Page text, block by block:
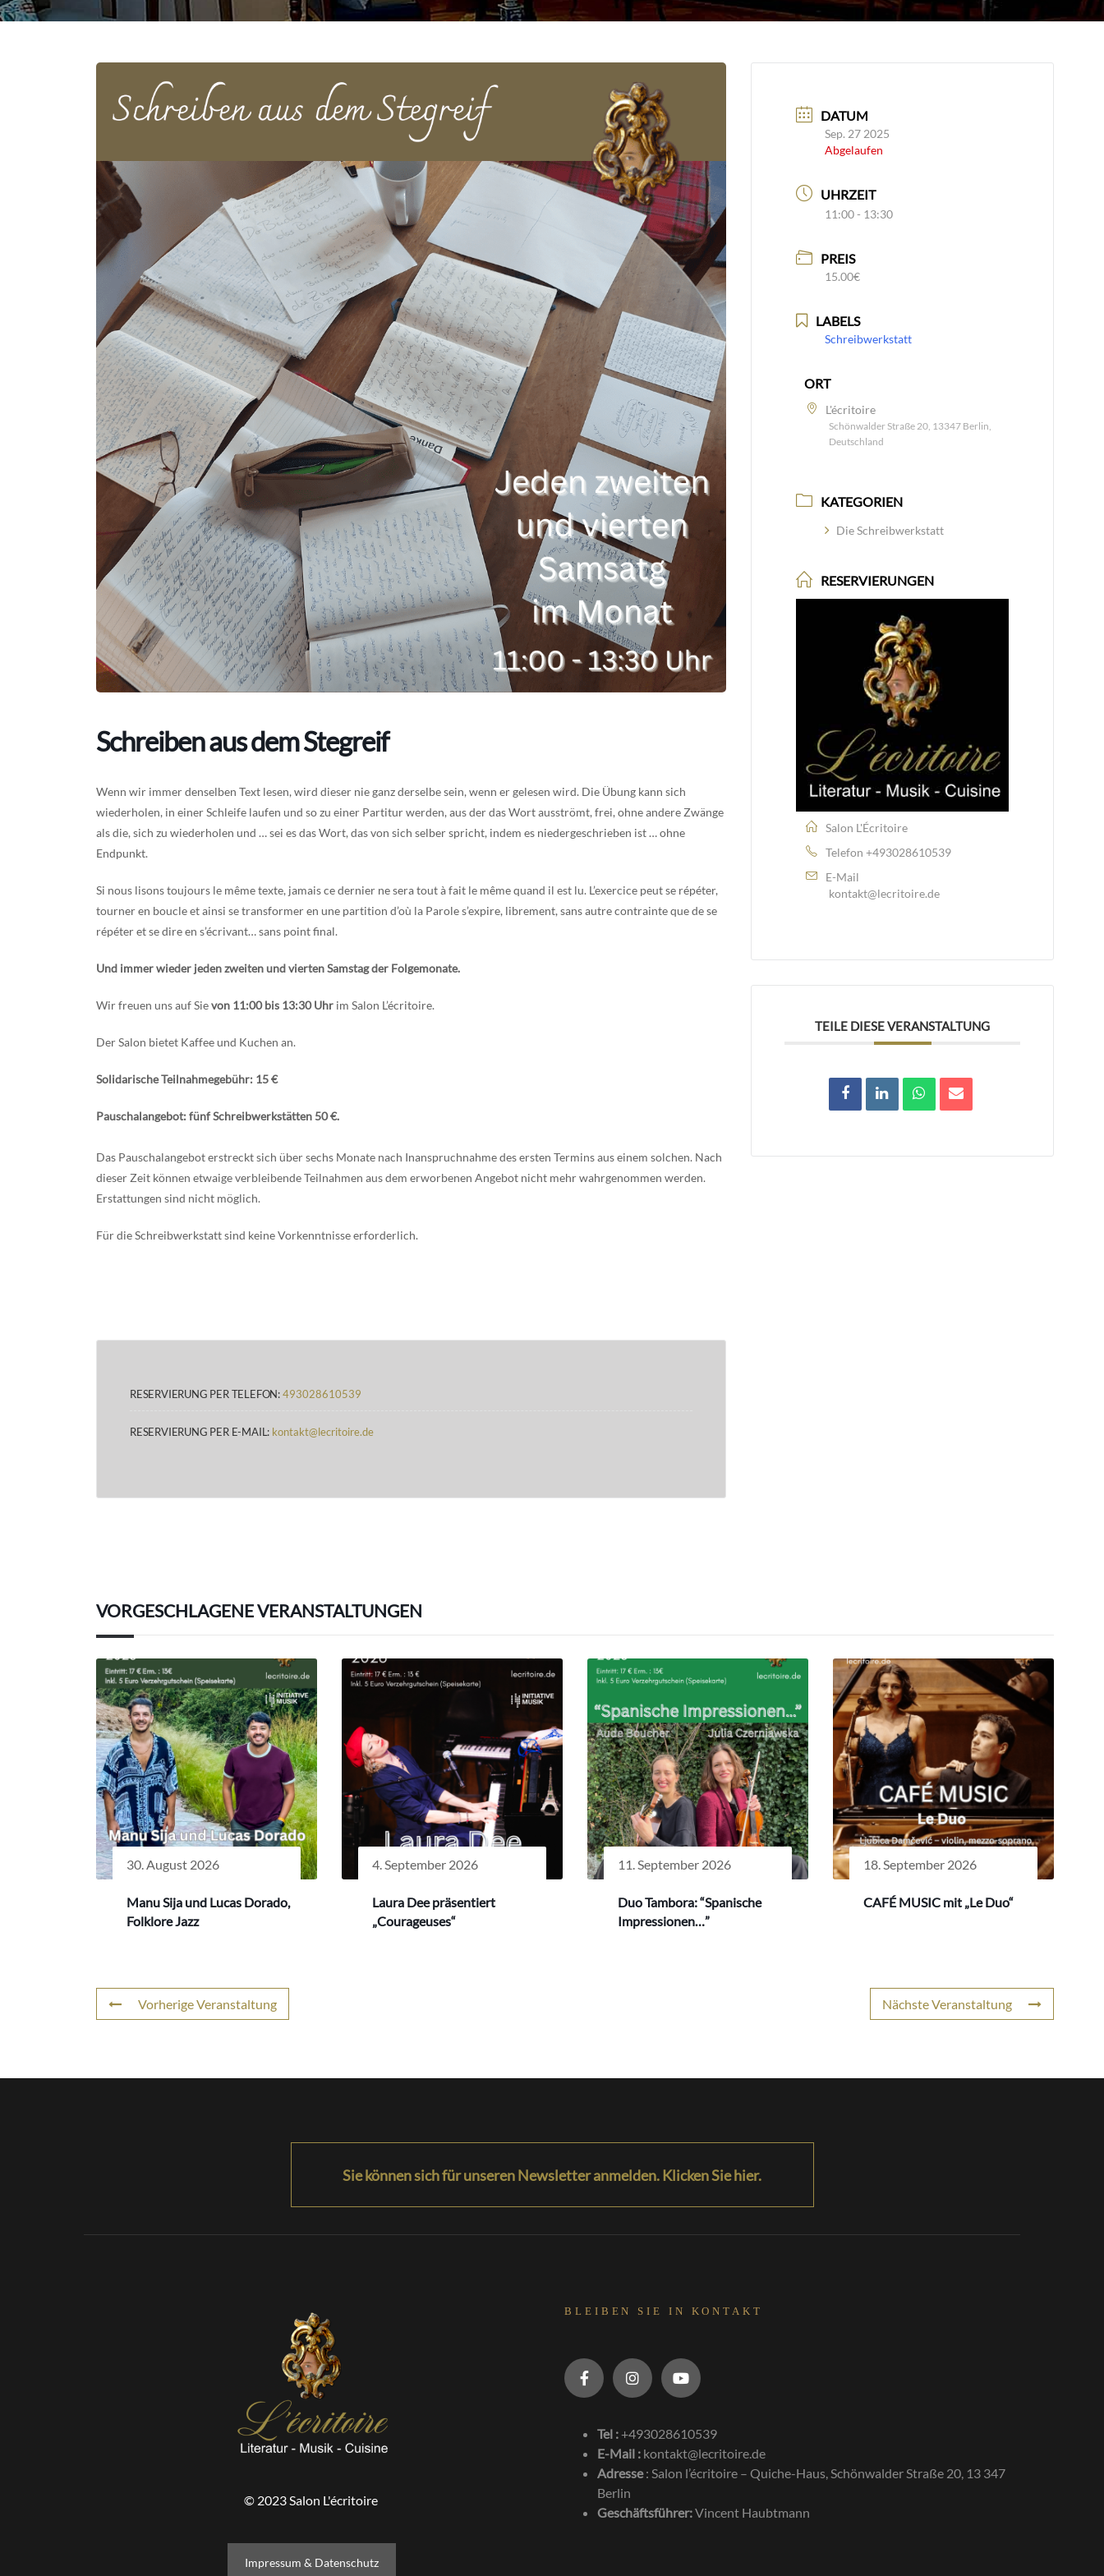
Schreiben aus dem Stegreif
Wenn wir immer denselben Text lesen, wird dieser nie ganz derselbe sein, wenn er gelesen wird. Die Übung kann sich
wiederholen, in einer Schleife laufen und so zu einer Partitur werden, aus der das Wort ausströmt, frei, ohne andere Zwänge
als die, sich zu wiederholen und … sei es das Wort, das von sich selber spricht, indem es niedergeschrieben ist … ohne
Endpunkt.
Si nous lisons toujours le même texte, jamais ce dernier ne sera tout à fait le même quand il est lu. L’exercice peut se répéter,
tourner en boucle et ainsi se transformer en une partition d’où la Parole s’expire, librement, sans autre contrainte que de se
répéter et se dire en s’écrivant… sans point final.
Und immer wieder jeden zweiten und vierten Samstag der Folgemonate.
Wir freuen uns auf Sievon 11:00 bis 13:30 Uhr im Salon L’écritoire.
Der Salon bietet Kaffee und Kuchen an.
Solidarische Teilnahmegebühr: 15 €
Pauschalangebot: fünf Schreibwerkstätten 50 €.
Das Pauschalangebot erstreckt sich über sechs Monate nach Inanspruchnahme des ersten Termins aus einem solchen. Nach
dieser Zeit können etwaige verbleibende Teilnahmen aus dem erworbenen Angebot nicht mehr wahrgenommen werden.
Erstattungen sind nicht möglich.
Für die Schreibwerkstatt sind keine Vorkenntnisse erforderlich.
RESERVIERUNG PER TELEFON:493028610539
RESERVIERUNG PER E-MAIL: kontakt@lecritoire.de
DATUM
Sep. 27 2025
Abgelaufen
UHRZEIT
11:00 - 13:30
PREIS
15.00€
LABELS
Schreibwerkstatt
ORT
L'écritoire
Schönwalder Straße 20, 13347 Berlin,
Deutschland
KATEGORIEN
Die Schreibwerkstatt
RESERVIERUNGEN
Salon L'Écritoire
Telefon +493028610539
E-Mail
kontakt@lecritoire.de
TEILE DIESE VERANSTALTUNG
VORGESCHLAGENE VERANSTALTUNGEN
30. August 2026
Manu Sija und Lucas Dorado,
Folklore Jazz
4. September 2026
Laura Dee präsentiert
„Courageuses“
11. September 2026
Duo Tambora: “Spanische
Impressionen…”
18. September 2026
CAFÉ MUSIC mit „Le Duo“
Vorherige Veranstaltung Nächste Veranstaltung
Sie können sich für unseren Newsletter anmelden. Klicken Sie hier.
© 2023 Salon L'écritoire
Impressum & Datenschutz
BLEIBEN SIE IN KONTAKT
Tel : +493028610539
E-Mail : kontakt@lecritoire.de
Adresse: Salon l’écritoire – Quiche-Haus, Schönwalder Straße 20, 13 347
Berlin
Geschäftsführer:Vincent Haubtmann